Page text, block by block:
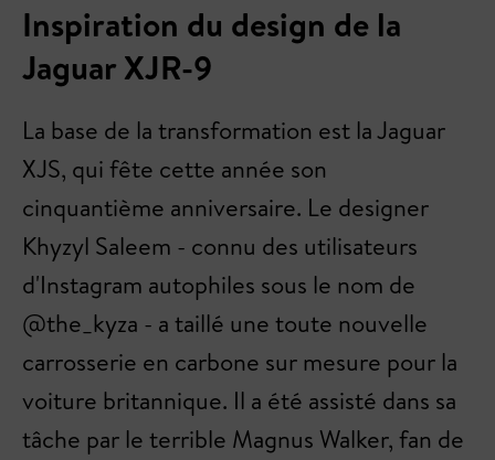
Inspiration du design de la
Jaguar XJR-9
La base de la transformation est la Jaguar
XJS, qui fête cette année son
cinquantième anniversaire. Le designer
Khyzyl Saleem - connu des utilisateurs
d'Instagram autophiles sous le nom de
@the_kyza - a taillé une toute nouvelle
carrosserie en carbone sur mesure pour la
voiture britannique. Il a été assisté dans sa
tâche par le terrible Magnus Walker, fan de